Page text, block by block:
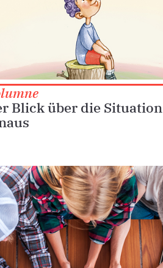
Blick über die Situation